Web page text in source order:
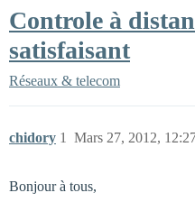
Controle à
satisfaisant
Réseaux & telecom
chidory Mars 27, 2012,
1
Bonjour à tous,